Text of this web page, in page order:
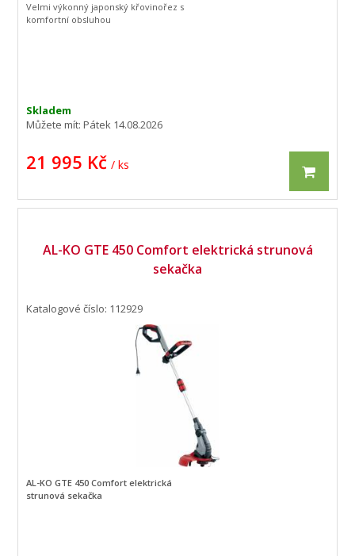
Skladem
Můžete mít:Pátek 14.08.2026
21 995 Kč / ks
Velmi výkonný japonský křovinořez s
komfortní obsluhou
AL-KO GTE 450 Comfort elektrická strunová
sekačka
Katalogové číslo: 112929
AL-KO GTE 450 Comfort elektrická
strunová sekačka